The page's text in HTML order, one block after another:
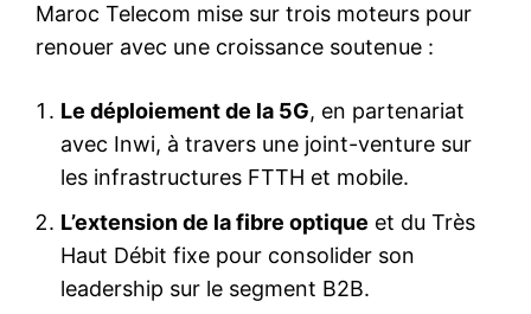
Maroc Telecom mise sur trois moteurs pour
renouer avec une croissance soutenue :
Le déploiement de la 5G, en partenariat
avec Inwi, à travers une joint-venture sur
les infrastructures FTTH et mobile.
L’extension de la fibre optique et du Très
Haut Débit fixe pour consolider son
leadership sur le segment B2B.